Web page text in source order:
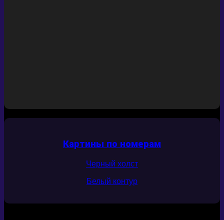
Картины по номерам
Черный холст
Белый контур